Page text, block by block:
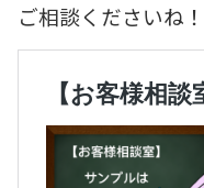
ご相談くださいね！